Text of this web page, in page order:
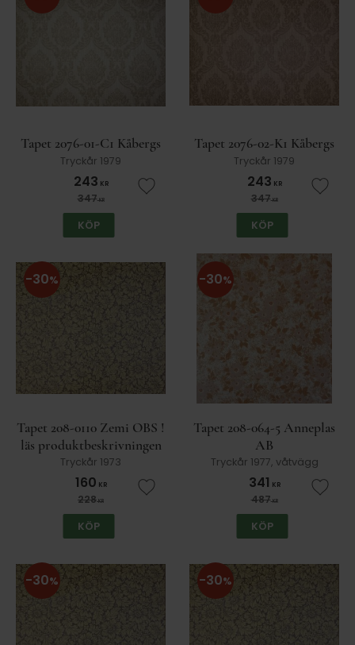
Tapet 2076-01-C1 Kåbergs
Tryckår 1979
243 KR
347KR Lägg till i favoriter
KÖP
Tapet 2076-02-K1 Kåbergs
Tryckår 1979
243 KR
347KR Lägg
KÖP
Tapet 208-0110 Zemi OBS !
läs produktbeskrivningen
Tryckår 1973
160 KR
228KR
30%
Lägg till i favoriter
KÖP
Tapet 208-064-5 Anneplas
AB
Tryckår 1977, våtvägg
341 KR
487KR
30%
Lägg
KÖP
30% 30%